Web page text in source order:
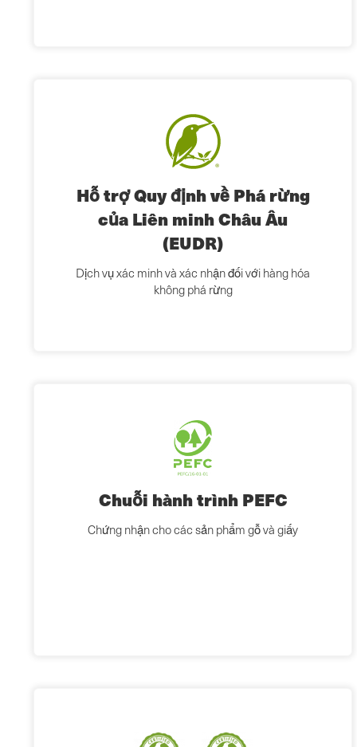
Hỗ trợ Quy định về Phá rừng
của Liên minh Châu Âu
(EUDR)
Dịch vụ xác minh và xác nhận đối với hàng hóa
không phá rừng
Chuỗi hành trình PEFC
Chứng nhận cho các sản phẩm gỗ và giấy